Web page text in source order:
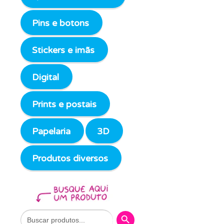
Pins e botons
Stickers e imãs
Digital
Prints e postais
Papelaria 3D
Produtos diversos
Search
for:
Search Button